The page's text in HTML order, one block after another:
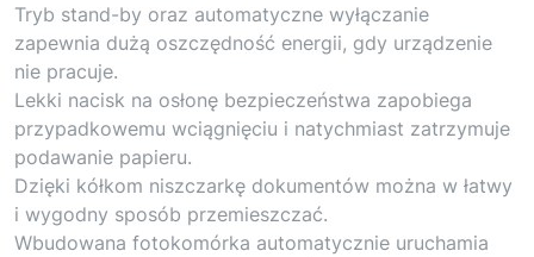
Tryb stand-by oraz automatyczne wyłączanie
zapewnia dużą oszczędność energii, gdy urządzenie
nie pracuje.
Lekki nacisk na osłonę bezpieczeństwa zapobiega
przypadkowemu wciągnięciu i natychmiast zatrzymuje
podawanie papieru.
Dzięki kółkom niszczarkę dokumentów można w łatwy
i wygodny sposób przemieszczać.
Wbudowana fotokomórka automatycznie uruchamia